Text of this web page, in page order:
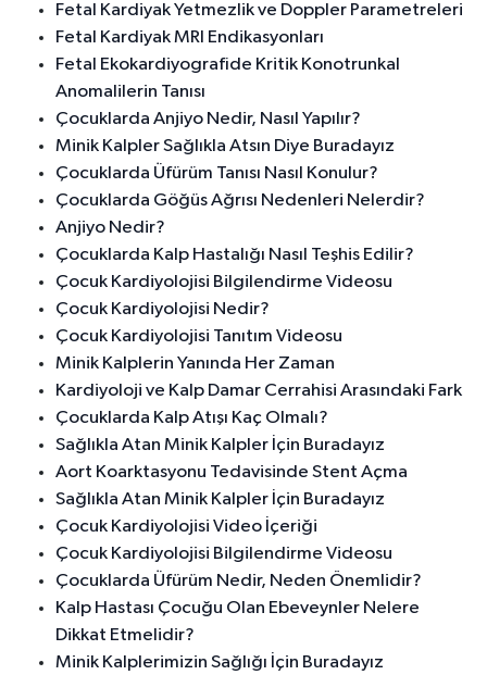
Fetal Kardiyak Yetmezlik ve Doppler Parametreleri
Fetal Kardiyak MRI Endikasyonları
Fetal Ekokardiyografide Kritik Konotrunkal
Anomalilerin Tanısı
Çocuklarda Anjiyo Nedir, Nasıl Yapılır?
Minik Kalpler Sağlıkla Atsın Diye Buradayız
Çocuklarda Üfürüm Tanısı Nasıl Konulur?
Çocuklarda Göğüs Ağrısı Nedenleri Nelerdir?
Anjiyo Nedir?
Çocuklarda Kalp Hastalığı Nasıl Teşhis Edilir?
Çocuk Kardiyolojisi Bilgilendirme Videosu
Çocuk Kardiyolojisi Nedir?
Çocuk Kardiyolojisi Tanıtım Videosu
Minik Kalplerin Yanında Her Zaman
Kardiyoloji ve Kalp Damar Cerrahisi Arasındaki Fark
Çocuklarda Kalp Atışı Kaç Olmalı?
Sağlıkla Atan Minik Kalpler İçin Buradayız
Aort Koarktasyonu Tedavisinde Stent Açma
Sağlıkla Atan Minik Kalpler İçin Buradayız
Çocuk Kardiyolojisi Video İçeriği
Çocuk Kardiyolojisi Bilgilendirme Videosu
Çocuklarda Üfürüm Nedir, Neden Önemlidir?
Kalp Hastası Çocuğu Olan Ebeveynler Nelere
Dikkat Etmelidir?
Minik Kalplerimizin Sağlığı İçin Buradayız